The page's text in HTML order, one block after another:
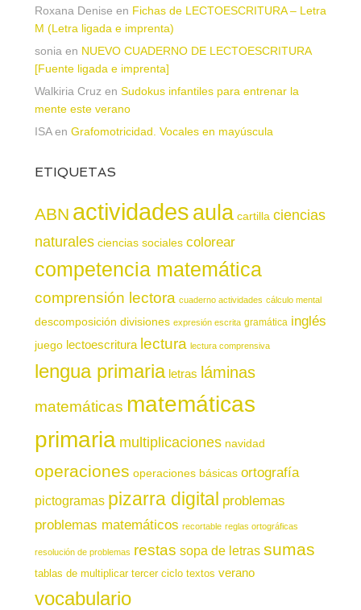
Roxana Denise en Fichas de LECTOESCRITURA – Letra
M (Letra ligada e imprenta)
sonia en NUEVO CUADERNO DE LECTOESCRITURA
[Fuente ligada e imprenta]
Walkiria Cruz en Sudokus infantiles para entrenar la
mente este verano
ISAen Grafomotricidad. Vocales en mayúscula
ETIQUETAS
ABN actividadesaula cartilla ciencias
naturales ciencias sociales colorear
competencia matemática
comprensión lectora cuaderno actividades cálculo mental
descomposición divisiones expresión escrita gramática inglés
juego lectoescritura lectura lectura comprensiva
lengua primaria letras láminas
matemáticas matemáticas
primaria multiplicaciones navidad
operaciones operaciones básicas ortografía
pictogramas pizarra digital problemas
problemas matemáticos recortable reglas ortográficas
resolución de problemas restas sopa de letras sumas
tablas de multiplicar tercer ciclo textos verano
vocabulario